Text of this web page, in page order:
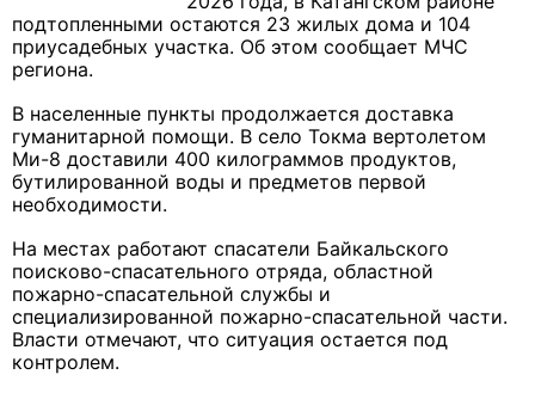
подтопленными остаются 23 жилых дома и 104
приусадебных участка. Об этом сообщает МЧС
региона.
В населенные пункты продолжается доставка
гуманитарной помощи. В село Токма вертолетом
Ми-8 доставили 400 килограммов продуктов,
бутилированной воды и предметов первой
необходимости.
На местах работают спасатели Байкальского
поисково-спасательного отряда, областной
пожарно-спасательной службы и
специализированной пожарно-спасательной части.
Власти отмечают, что ситуация остается под
контролем.